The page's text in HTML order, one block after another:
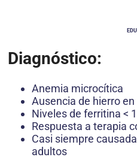
Diagnóstico:
Anemia microcítica
Ausencia de hierro
Niveles de ferritina <
Respuesta a terapia
Casi siempre
adultos